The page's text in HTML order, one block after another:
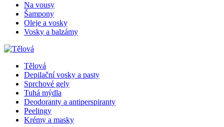
Na vousy
Šampony
Oleje a vosky
Vosky a balzámy
Tělová
Depilační vosky a pasty
Sprchové gely
Tuhá mýdla
Deodoranty a antiperspiranty
Peelingy
Krémy a masky